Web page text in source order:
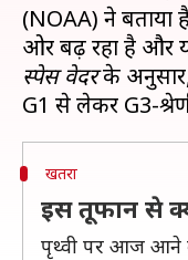
(NOAA) ने बताया
स्पेस वेदरके
खतरा
इस तूफान से
पृथ्वी पर आज आने